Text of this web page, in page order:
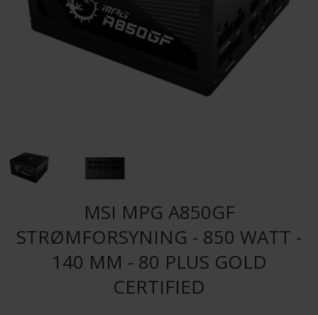
MSI MPG A850GF
STRØMFORSYNING - 850 WATT -
140 MM - 80 PLUS GOLD
CERTIFIED